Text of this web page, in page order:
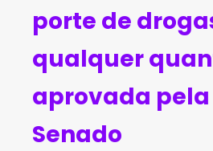
porte de
qualquer
aprovada pela
Senado